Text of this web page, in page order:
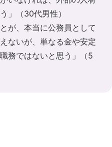
」（30代男性）
が、本当に公務員として
ないが、単なる金や安定
務ではないと思う」（5